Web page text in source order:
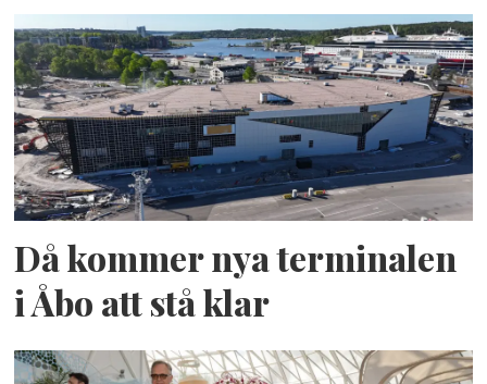
Då kommer nya terminalen
i Åbo att stå klar